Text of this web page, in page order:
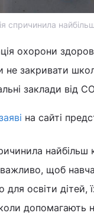
найбільш
охорони
не закривати
заклади від
на сайті
найбільш
щоб
для освіти дітей,
допомагають